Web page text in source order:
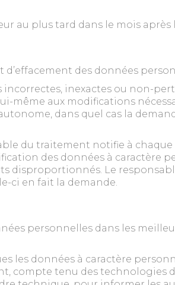
au plus tard dans le mois
des données
incorrectes, inexactes ou non-
même aux modifications
dans quel cas la
du traitement notifie à
des données à caractère
disproportionnés. Le
ci en fait la demande.
personnelles dans les
les données à caractère
compte tenu des technologies